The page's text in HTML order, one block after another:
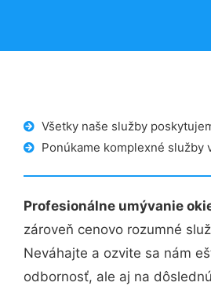
Všetky naše služby
Ponúkame komplexné služby
Profesionálne umývanie
zároveň cenovo rozumné
Neváhajte a ozvite sa nám
odbornosť, ale aj na